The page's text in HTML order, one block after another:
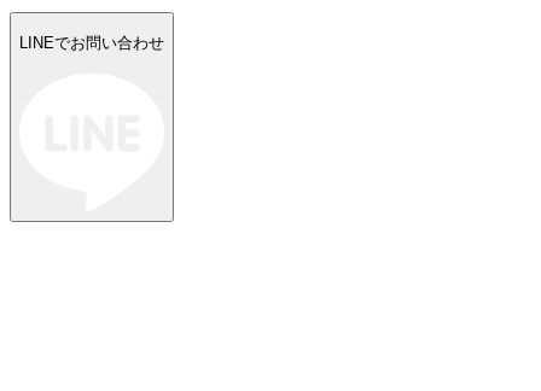
LINEでお問い合わせ